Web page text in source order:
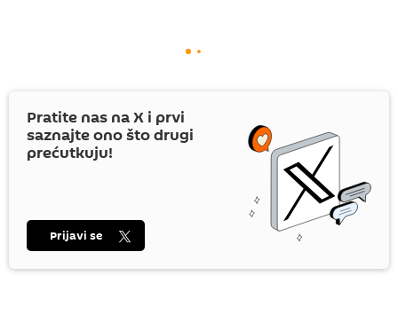
Pratite nas naX i prvi
saznajte ono što drugi
prećutkuju!
Prijavi se